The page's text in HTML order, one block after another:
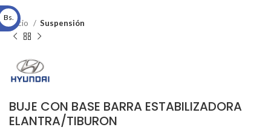
Inicio Suspensión
BUJE CON BASE BARRA ESTABILIZADORA
ELANTRA/TIBURON
Bs.